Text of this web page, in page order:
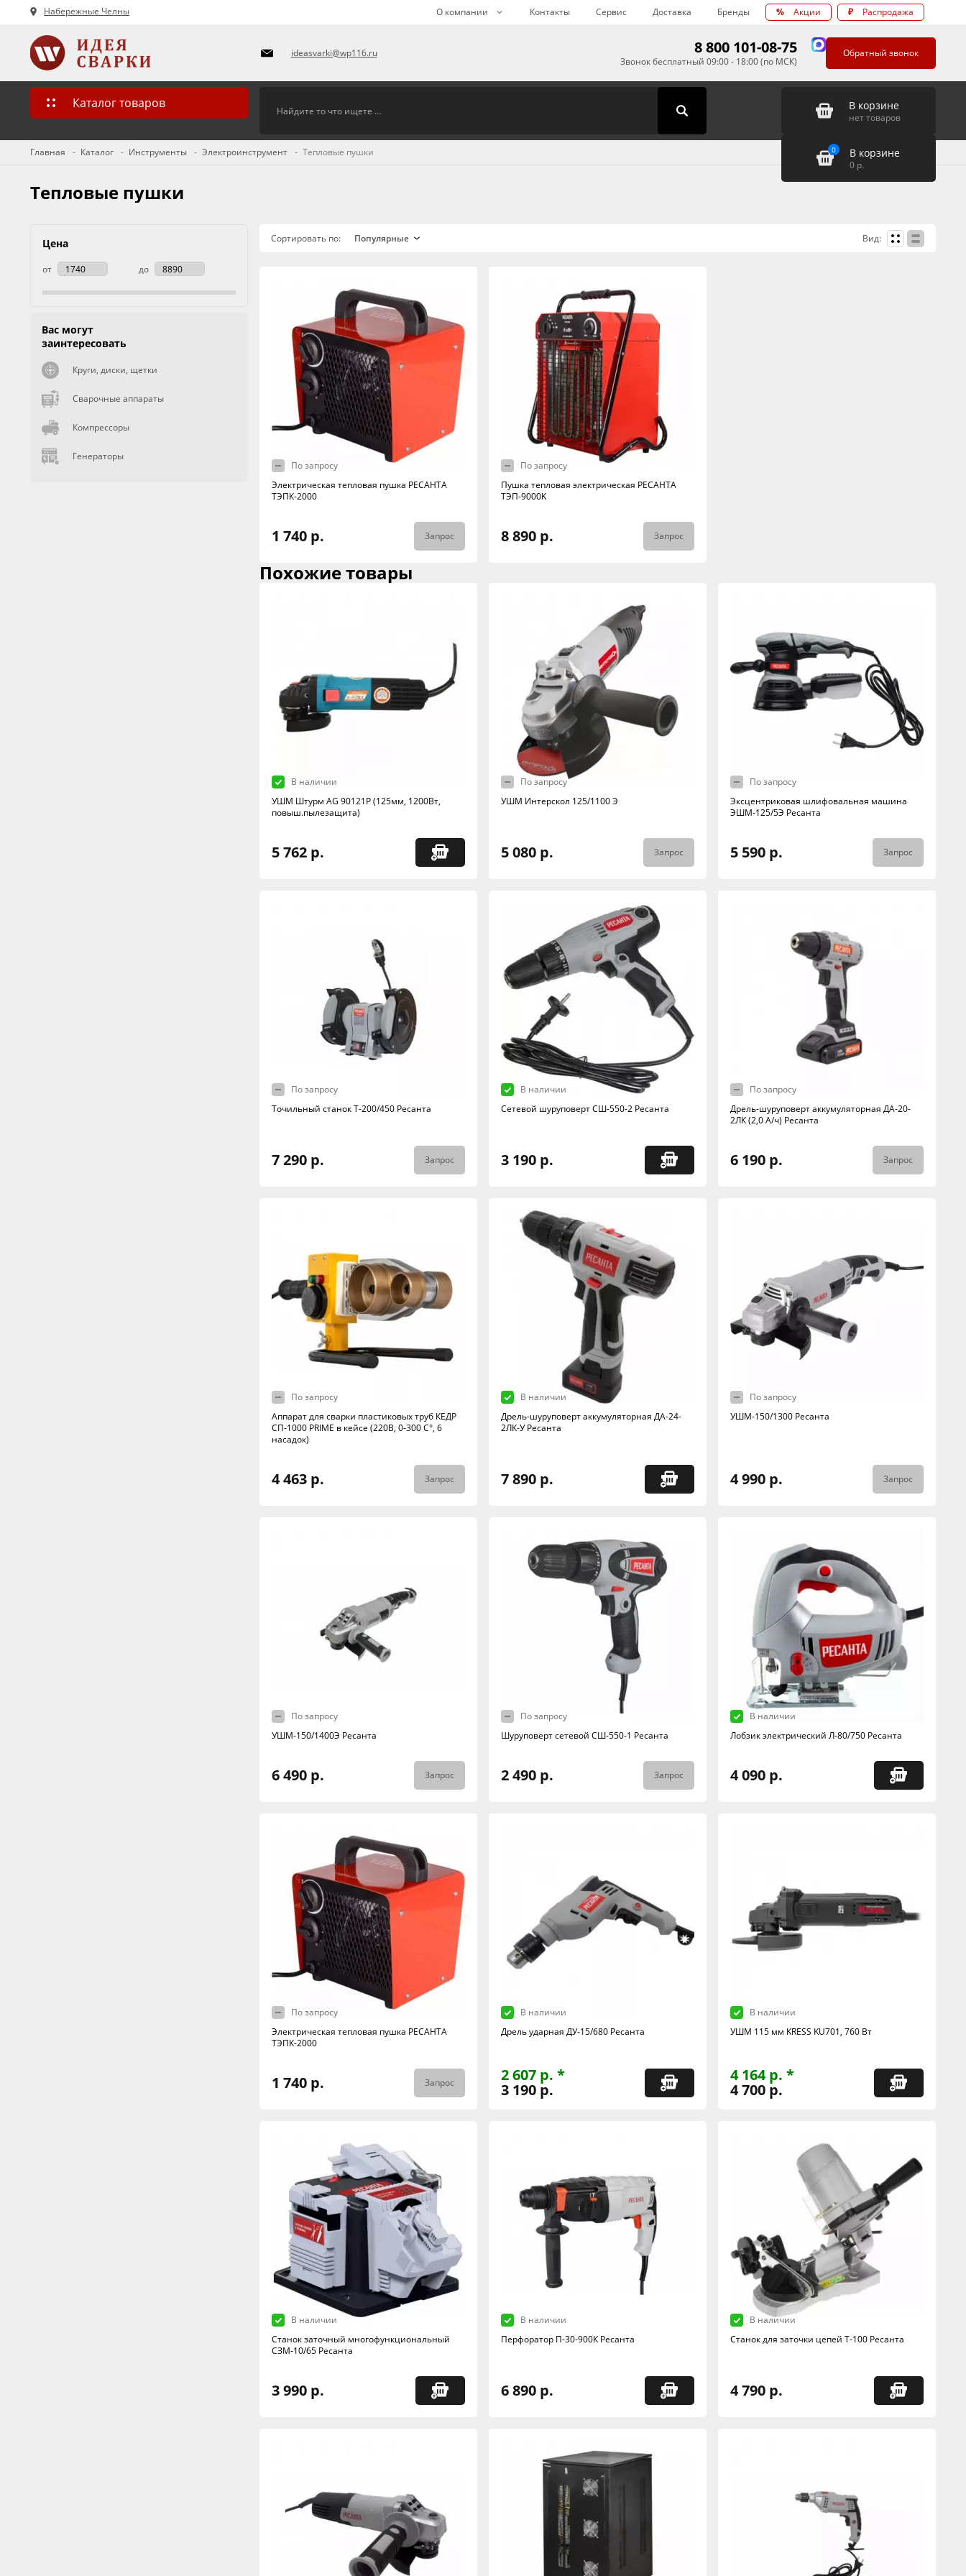
Набережные Челны О компании Контакты Сервис Доставка Бренды % Акции ₽ Распродажа
ideasvarki@wp116.ru 8 800 101-08-75
Звонок бесплатный 09:00 - 18:00 (по МСК)
Обратный звонок
Каталог товаров В корзине
нет товаров
0 В корзине
0 р.
Главная Каталог Инструменты Электроинструмент Тепловые пушки
Тепловые пушки
Сортировать по: Вид:
По запросу
Электрическая тепловая пушка РЕСАНТА
ТЭПК-2000
1 740 р. Запрос
По запросу
Пушка тепловая электрическая РЕСАНТА
ТЭП-9000K
8 890 р. Запрос
Похожие товары
В наличии
УШМ Штурм АG 90121P (125мм, 1200Вт,
повыш.пылезащита)
5 762 р.
По запросу
УШМ Интерскол 125/1100 Э
5 080 р. Запрос
По запросу
Эксцентриковая шлифовальная машина
ЭШМ-125/5Э Ресанта
5 590 р. Запрос
По запросу
Точильный станок Т-200/450 Ресанта
7 290 р. Запрос
В наличии
Сетевой шуруповерт СШ-550-2 Ресанта
3 190 р.
По запросу
Дрель-шуруповерт аккумуляторная ДА-20-
2ЛК (2,0 А/ч) Ресанта
6 190 р. Запрос
По запросу
Аппарат для сварки пластиковых труб КЕДР
СП-1000 PRIME в кейсе (220В, 0-300 C°, 6
насадок)
4 463 р. Запрос
В наличии
Дрель-шуруповерт аккумуляторная ДА-24-
2ЛК-У Ресанта
7 890 р.
По запросу
УШМ-150/1300 Ресанта
4 990 р. Запрос
По запросу
УШМ-150/1400Э Ресанта
6 490 р. Запрос
По запросу
Шуруповерт сетевой СШ-550-1 Ресанта
2 490 р. Запрос
В наличии
Лобзик электрический Л-80/750 Ресанта
4 090 р.
По запросу
Электрическая тепловая пушка РЕСАНТА
ТЭПК-2000
1 740 р. Запрос
В наличии
Дрель ударная ДУ-15/680 Ресанта
2 607 р. *
3 190 р.
В наличии
УШМ 115 мм KRESS KU701, 760 Вт
4 164 р. *
4 700 р.
В наличии
Станок заточный многофункциональный
СЗМ-10/65 Ресанта
3 990 р.
В наличии
Перфоратор П-30-900К Ресанта
6 890 р.
В наличии
Станок для заточки цепей Т-100 Ресанта
4 790 р.
Цена
от до
Вас могут
заинтересовать
Круги, диски, щетки
Сварочные аппараты
Компрессоры
Генераторы